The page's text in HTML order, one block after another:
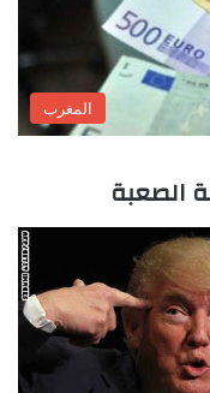
المغرب
الصعبة